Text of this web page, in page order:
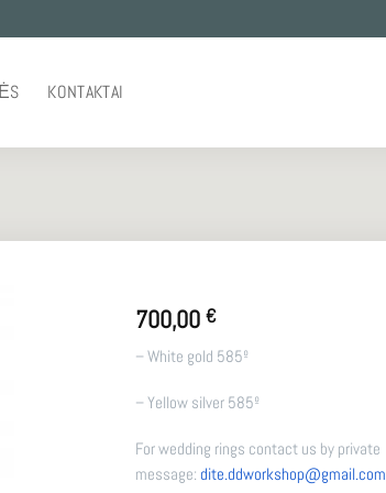
KONTAKTAI
700,00 €
– White gold 585º
– Yellow silver 585º
For wedding rings contact us by private
message: dite.ddworkshop@gmail.com